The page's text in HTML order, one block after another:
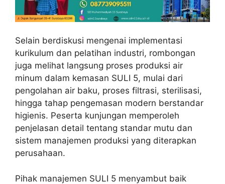
Selain berdiskusi mengenai implementasi
kurikulum dan pelatihan industri, rombongan
juga melihat langsung proses produksi air
minum dalam kemasan SULI 5, mulai dari
pengolahan air baku, proses filtrasi, sterilisasi,
hingga tahap pengemasan modern berstandar
higienis. Peserta kunjungan memperoleh
penjelasan detail tentang standar mutu dan
sistem manajemen produksi yang diterapkan
perusahaan.
Pihak manajemen SULI 5 menyambut baik